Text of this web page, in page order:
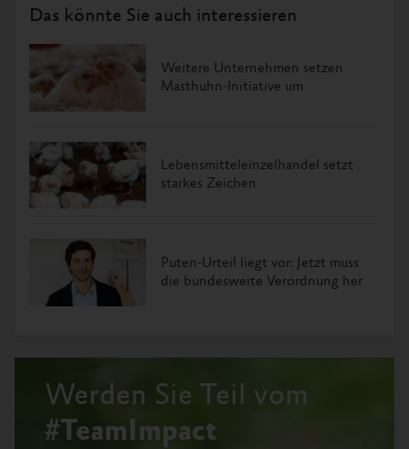
Das könnte Sie auch interessieren
Weitere Unternehmen setzen
Masthuhn-Initiative um
Lebensmitteleinzelhandel setzt
starkes Zeichen
Puten-Urteil liegt vor: Jetzt muss
die bundesweite Verordnung her
Werden Sie Teil vom
#TeamImpact